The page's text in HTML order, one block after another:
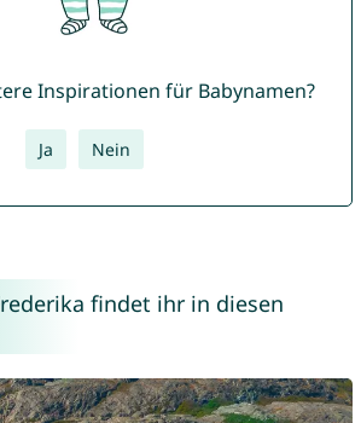
Inspirationen für Babynamen?
Ja Nein
findet ihr in diesen